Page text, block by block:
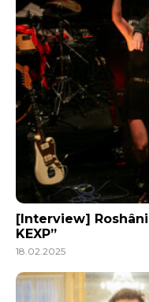
[Interview]
KEXP”
18.02.2025